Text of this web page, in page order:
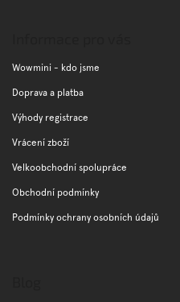
Wowmini - kdo jsme
Doprava a platba
Výhody registrace
Vrácení zboží
Velkoobchodní spolupráce
Obchodní podmínky
Podmínky ochrany osobních údajů